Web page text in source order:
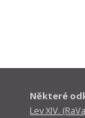
Některé
Lev XIV.